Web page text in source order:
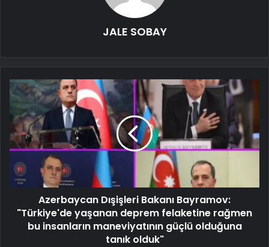
JALE SOBAY
Azerbaycan Dışişleri Bakanı Bayramov:
"Türkiye'de yaşanan deprem felaketine rağmen
bu insanların maneviyatının güçlü olduğuna
tanık olduk"